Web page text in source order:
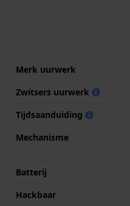
Merk uurwerk
Zwitsers uurwerk
Tijdsaanduiding
Mechanisme
Batterij
Hackbaar